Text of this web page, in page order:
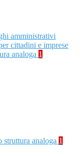
amministrativi
cittadini e imprese
analoga 1
analoga 1